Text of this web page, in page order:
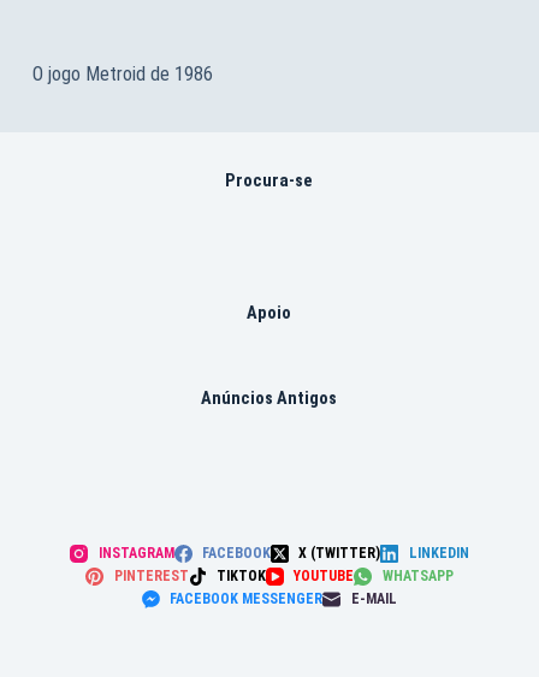
O jogo Metroid de 1986
Procura-se
Apoio
Anúncios Antigos
INSTAGRAM FACEBOOK X (TWITTER)
LINKEDIN
PINTEREST
TIKTOK YOUTUBE
WHATSAPP
FACEBOOK MESSENGER
E-MAIL